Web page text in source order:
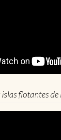
islas flotantes